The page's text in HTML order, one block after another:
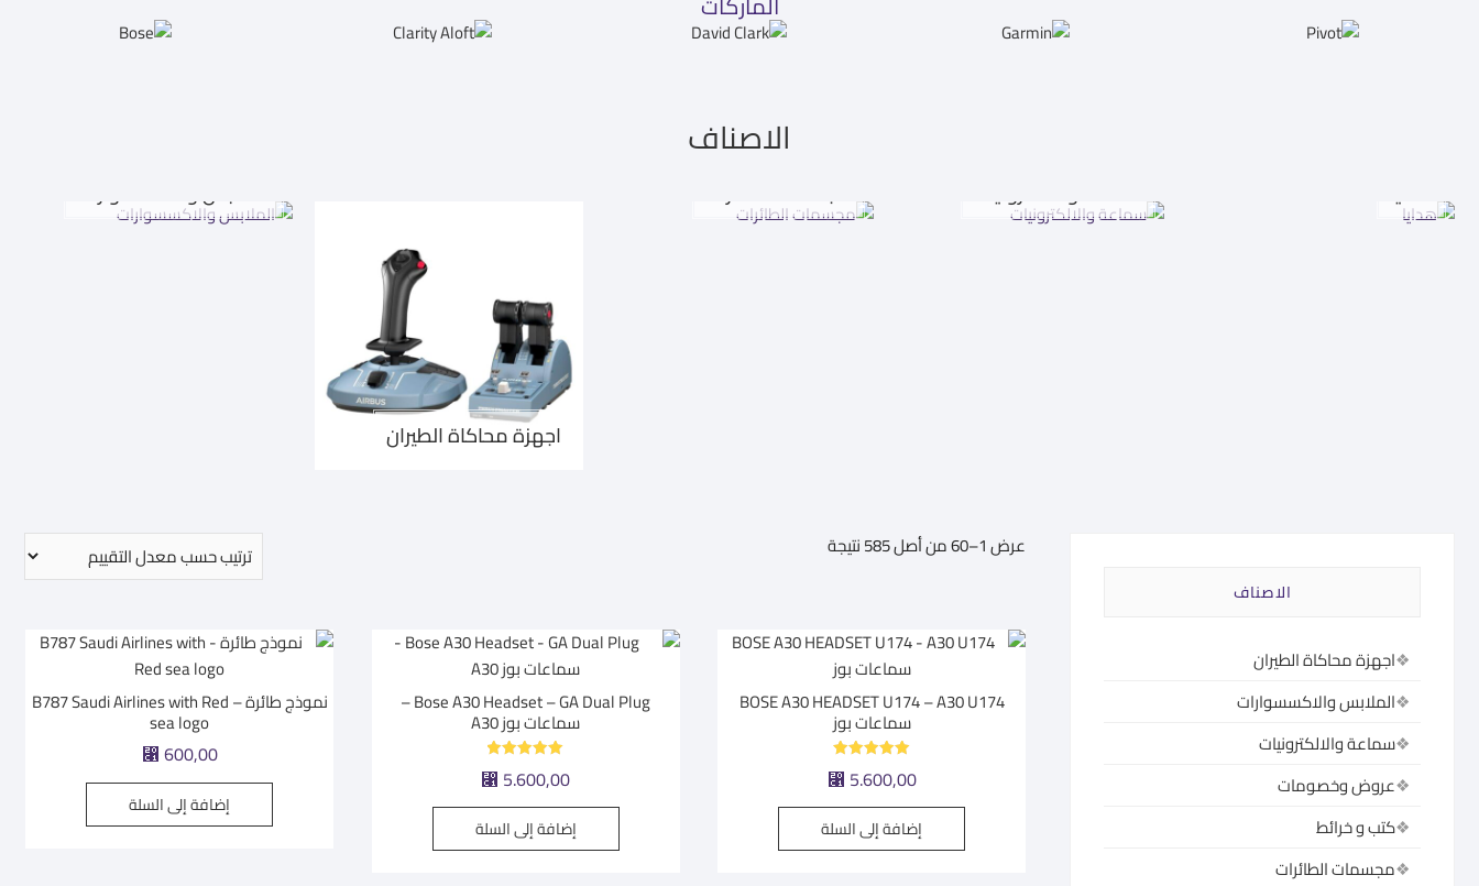
الاصناف
الملابس والاكسسوارات
اجهزة محاكاة الطيران
مجسمات الطائرات سماعة والالكترونيات هدايا
عرض 1–60 من أصل 585 نتيجة
تم
التقييم
BOSE A30 HEADSET U174 – A30 U174
سماعات بوز
5.00
⃁ 5.600,00
إضافة إلى السلة
Bose A30 Headset – GA Dual Plug –
سماعات بوز A30
5.00
⃁ 5.600,00
إضافة إلى السلة
نموذج طائرة – B787 Saudi Airlines with Red
sea logo
⃁600,00
إضافة إلى السلة
الاصناف
اجهزة محاكاة الطيران
الملابس والاكسسوارات
سماعة والالكترونيات
عروض وخصومات
كتب و خرائط
مجسمات الطائرات